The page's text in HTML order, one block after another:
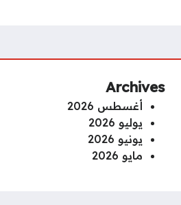
Archives
أغسطس 2026
يوليو 2026
يونيو 2026
مايو 2026